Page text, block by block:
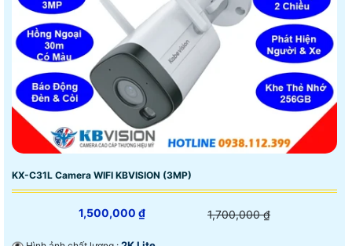
KX-C31L Camera WIFI KBVISION (3MP)
1,500,000 ₫ 1,700,000 ₫